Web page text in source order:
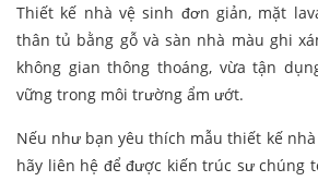
Thiết kế nhà vệ sinh đơn giản, mặt
thân tủ bằng gỗ và sàn nhà màu ghi
không gian thông thoáng, vừa tận
vững trong môi trường ẩm ướt.
Nếu như bạn yêu thích mẫu thiết kế
hãy liên hệ để được kiến trúc sư chúng